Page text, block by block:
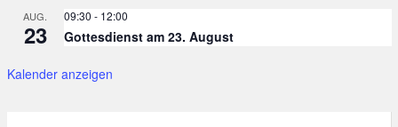
AUG.
23
09:30 - 12:00
Gottesdienst am 23. August
Kalender anzeigen